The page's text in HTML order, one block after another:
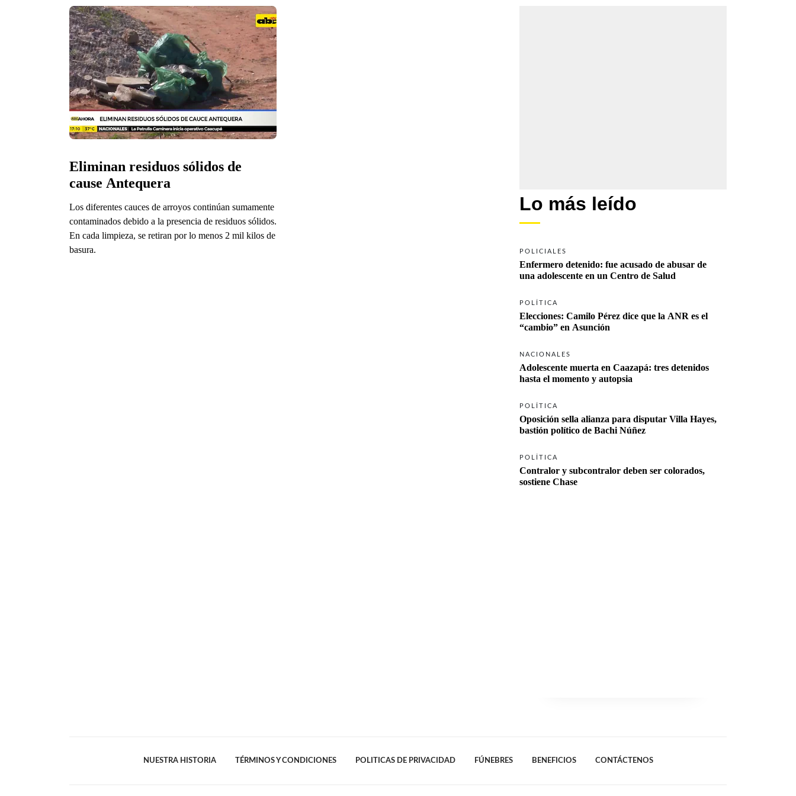
Eliminan residuos sólidos de
cause Antequera
Los diferentes cauces de arroyos continúan sumamente
contaminados debido a la presencia de residuos sólidos.
En cada limpieza, se retiran por lo menos 2 mil kilos de
basura.
Lo más leído
POLICIALES
Enfermero detenido: fue acusado de abusar de
una adolescente en un Centro de Salud
POLÍTICA
Elecciones: Camilo Pérez dice que la ANR es el
NACIONALES
Adolescente muerta en Caazapá: tres detenidos
hasta el momento y autopsia
POLÍTICA
Oposición sella alianza para disputar Villa Hayes,
bastión político de Bachi Núñez
POLÍTICA
Contralor y subcontralor deben ser colorados,
sostiene Chase
NUESTRA HISTORIA TÉRMINOS Y CONDICIONES POLITICAS DE PRIVACIDAD FÚNEBRES BENEFICIOS CONTÁCTENOS